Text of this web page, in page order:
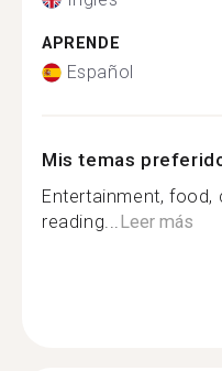
APRENDE
Español
Mis temas
Entertainment, food,
reading...Leer más